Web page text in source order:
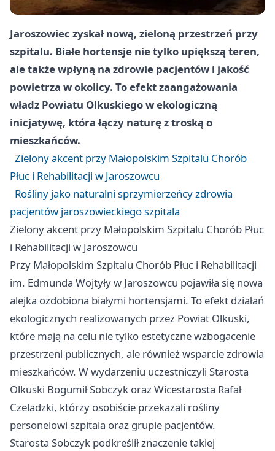
Jaroszowiec zyskał nową, zieloną przestrzeń przy
szpitalu. Białe hortensje nie tylko upiększą teren,
ale także wpłyną na zdrowie pacjentów i jakość
powietrza w okolicy. To efekt zaangażowania
władz Powiatu Olkuskiego w ekologiczną
inicjatywę, która łączy naturę z troską o
mieszkańców.
Zielony akcent przy Małopolskim Szpitalu Chorób
Płuc i Rehabilitacji w Jaroszowcu
Rośliny jako naturalni sprzymierzeńcy zdrowia
pacjentów jaroszowieckiego szpitala
Zielony akcent przy Małopolskim Szpitalu Chorób Płuc
i Rehabilitacji w Jaroszowcu
Przy Małopolskim Szpitalu Chorób Płuc i Rehabilitacji
im. Edmunda Wojtyły w Jaroszowcu pojawiła się nowa
alejka ozdobiona białymi hortensjami. To efekt działań
ekologicznych realizowanych przez Powiat Olkuski,
które mają na celu nie tylko estetyczne wzbogacenie
przestrzeni publicznych, ale również wsparcie zdrowia
mieszkańców. W wydarzeniu uczestniczyli Starosta
Olkuski Bogumił Sobczyk oraz Wicestarosta Rafał
Czeladzki, którzy osobiście przekazali rośliny
personelowi szpitala oraz grupie pacjentów.
Starosta Sobczyk podkreślił znaczenie takiej